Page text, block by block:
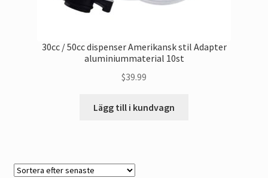
30cc / 50cc dispenser Amerikansk stil Adapter
aluminiummaterial 10st
$39.99
Lägg till i kundvagn